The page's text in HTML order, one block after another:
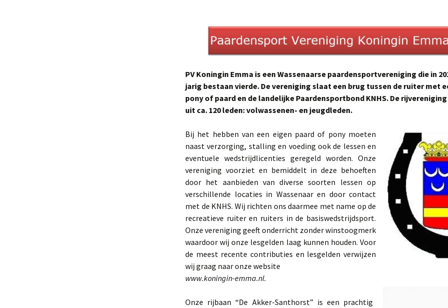
PV Koningin Emma is een Wassenaarse paardensportvereniging die in
jarig bestaan vierde. De vereniging slaat een brug tussen de ruiter met
pony of paard en de landelijke Paardensportbond KNHS. De
uit ca. 120 leden: volwassenen- en jeugdleden.
Bij het hebben van een eigen paard of pony moeten
naast verzorging, stalling en voeding ook de lessen en
eventuele wedstrijdlicenties geregeld worden. Onze
vereniging voorziet en bemiddelt in deze behoeften
door het aanbieden van diverse soorten lessen op
verschillende locaties in Wassenaar en door contact
met de KNHS. Wij richten ons daarmee met name op de
recreatieve ruiter en ruiters in de basiswedstrijdsport.
Onze vereniging geeft onderricht zonder winstoogmerk
waardoor wij onze lesgelden laag kunnen houden. Voor
de meest recente contributies en lesgelden verwijzen
wij graag naar onze website
www.koningin-emma.nl.
Onze rijbaan “De Akker-Santhorst” is een prachtig